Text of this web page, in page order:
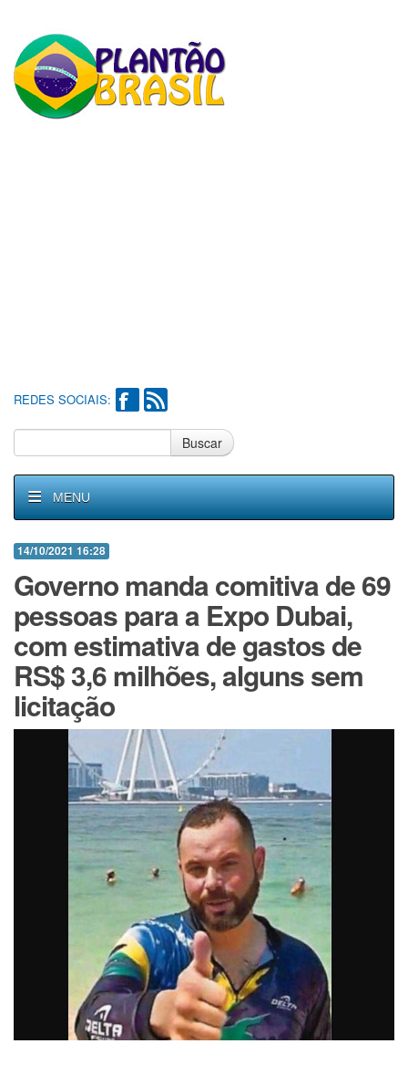
REDES SOCIAIS:
Buscar
MENU
14/10/2021 16:28
Governo manda comitiva de 69
pessoas para a Expo Dubai,
com estimativa de gastos de
RS$ 3,6 milhões, alguns sem
licitação